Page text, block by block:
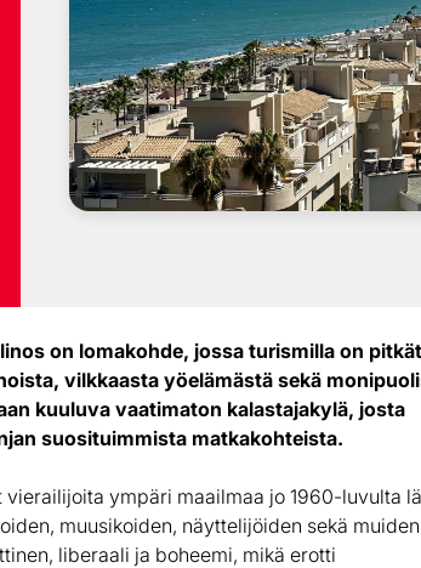
on lomakohde, jossa turismilla on pitkät
vilkkaasta yöelämästä sekä
kuuluva vaatimaton kalastajakylä, josta
suosituimmista matkakohteista.
ympäri maailmaa jo 1960-luvulta
muusikoiden, näyttelijöiden sekä muiden
liberaali ja boheemi, mikä erotti